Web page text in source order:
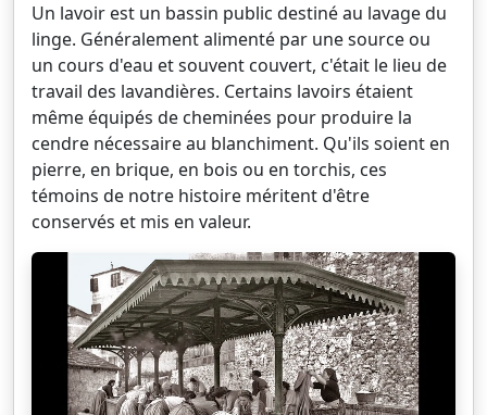
Un lavoir est un bassin public destiné au lavage du
linge. Généralement alimenté par une source ou
un cours d'eau et souvent couvert, c'était le lieu de
travail des lavandières. Certains lavoirs étaient
même équipés de cheminées pour produire la
cendre nécessaire au blanchiment. Qu'ils soient en
pierre, en brique, en bois ou en torchis, ces
témoins de notre histoire méritent d'être
conservés et mis en valeur.